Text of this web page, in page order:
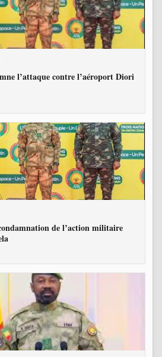
l’attaque contre l’aéroport Diori
de l’action militaire